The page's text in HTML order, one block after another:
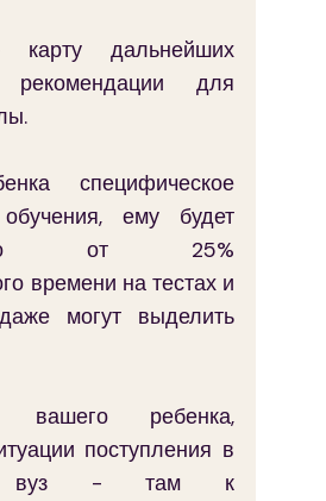
карту дальнейших
для
специфическое
обучения, ему будет
от 25%
времени на тестах и
могут выделить
вашего ребенка,
поступления в
вуз - там к